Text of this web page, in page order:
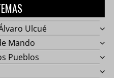
Ulcué
Mando
Pueblos